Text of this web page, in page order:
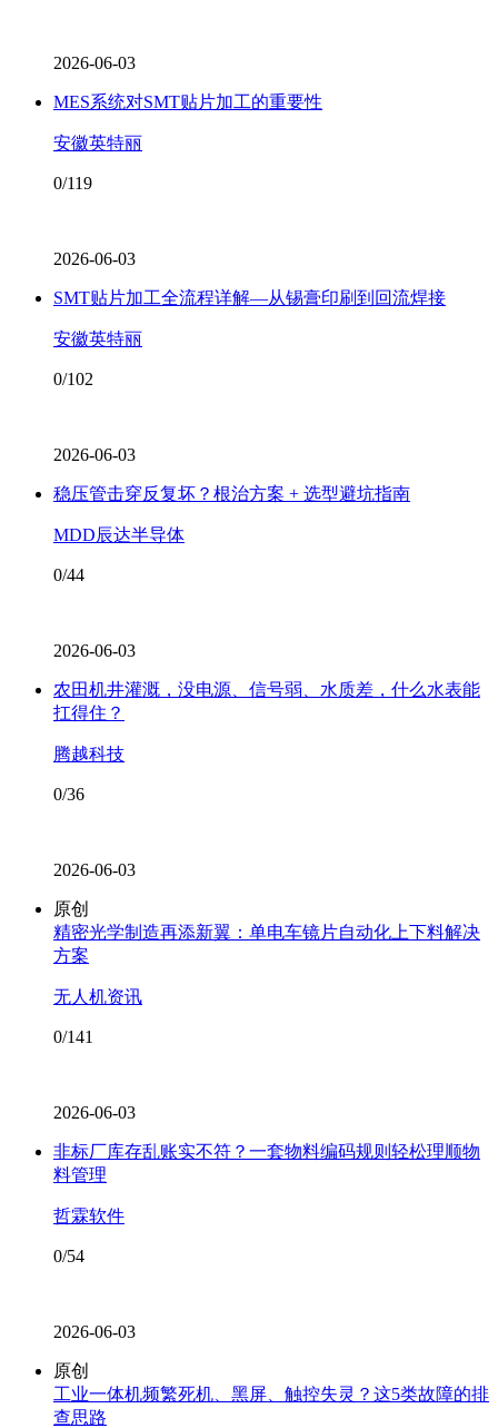
2026-06-03
MES系统对SMT贴片加工的重要性
安徽英特丽
0/119
2026-06-03
SMT贴片加工全流程详解—从锡膏印刷到回流焊接
安徽英特丽
0/102
2026-06-03
稳压管击穿反复坏？根治方案 + 选型避坑指南
MDD辰达半导体
0/44
2026-06-03
农田机井灌溉，没电源、信号弱、水质差，什么水表能
扛得住？
腾越科技
0/36
2026-06-03
原创
精密光学制造再添新翼：单电车镜片自动化上下料解决
方案
无人机资讯
0/141
2026-06-03
非标厂库存乱账实不符？一套物料编码规则轻松理顺物
料管理
哲霖软件
0/54
2026-06-03
原创
工业一体机频繁死机、黑屏、触控失灵？这5类故障的排
查思路